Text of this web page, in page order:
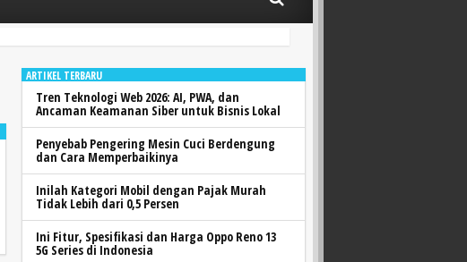
ARTIKEL TERBARU
Tren Teknologi Web 2026: AI, PWA, dan
Ancaman Keamanan Siber untuk Bisnis Lokal
Penyebab Pengering Mesin Cuci Berdengung
dan Cara Memperbaikinya
Inilah Kategori Mobil dengan Pajak Murah
Tidak Lebih dari 0,5 Persen
Ini Fitur, Spesifikasi dan Harga Oppo Reno 13
5G Series di Indonesia